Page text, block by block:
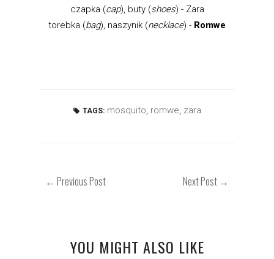
czapka (cap), buty (shoes) - Zara
torebka (bag), naszynik (necklace) - Romwe
TAGS: mosquito, romwe, zara
← Previous Post Next Post →
YOU MIGHT ALSO LIKE